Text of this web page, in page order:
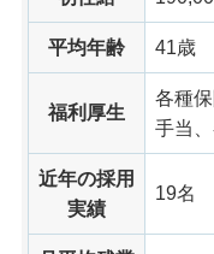
平均年齢 41歳
福利厚生
各種
手当
近年の採用
実績
19名